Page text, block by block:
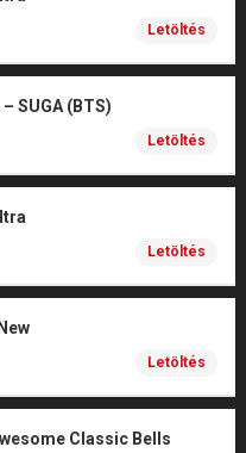
Letöltés
SUGA (BTS)
Letöltés
Letöltés
Letöltés
Classic Bells